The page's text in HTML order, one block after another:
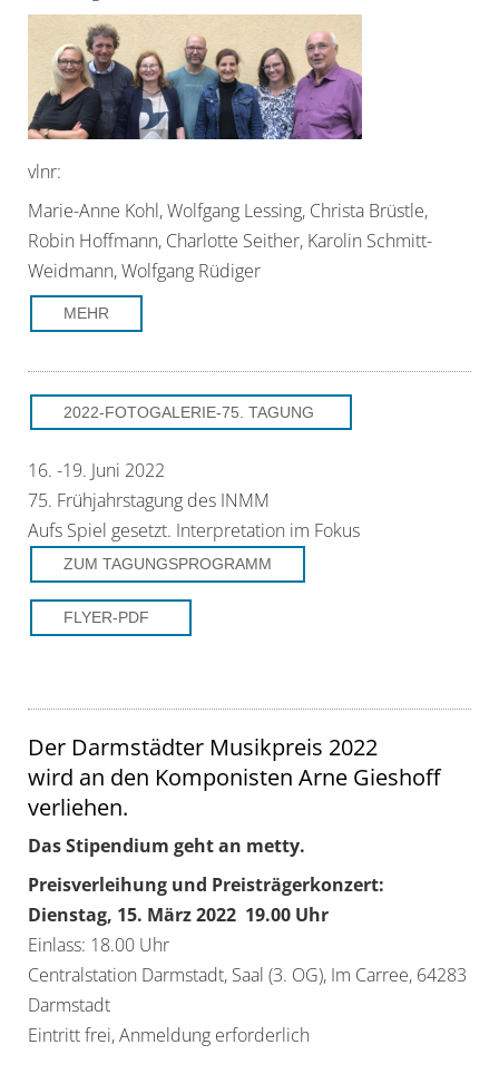
vlnr:
Marie-Anne Kohl, Wolfgang Lessing, Christa Brüstle,
Robin Hoffmann, Charlotte Seither, Karolin Schmitt-
Weidmann, Wolfgang Rüdiger
MEHR
2022-FOTOGALERIE-75. TAGUNG
16. -19. Juni 2022
75. Frühjahrstagung des INMM
Aufs Spiel gesetzt. Interpretation im Fokus
ZUM TAGUNGSPROGRAMM
FLYER-PDF
Der Darmstädter Musikpreis 2022
wird an den Komponisten Arne Gieshoff
verliehen.
Das Stipendium geht an metty.
Preisverleihung und Preisträgerkonzert:
Dienstag, 15. März 2022 19.00 Uhr
Einlass: 18.00 Uhr
Centralstation Darmstadt, Saal (3. OG), Im Carree, 64283
Darmstadt
Eintritt frei, Anmeldung erforderlich